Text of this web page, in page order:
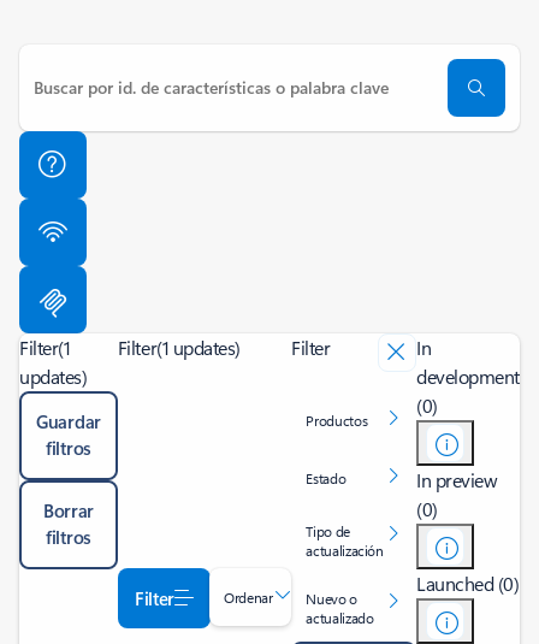
Filter(1
updates)
Guardar
filtros
Borrar
filtros
Filter(1 updates)
Filter Ordenar
Filter
Productos
Estado
Tipo de
actualización
Nuevo o
actualizado
In
development
(0)
In preview
(0)
Launched (0)